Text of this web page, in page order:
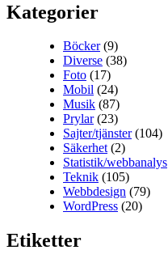
Kategorier
Böcker(9)
Diverse (38)
Foto (17)
Mobil (24)
Musik (87)
Prylar(23)
Sajter/tjänster(104)
Säkerhet(2)
Statistik/webbanalys
Teknik (105)
Webbdesign (79)
WordPress (20)
Etiketter